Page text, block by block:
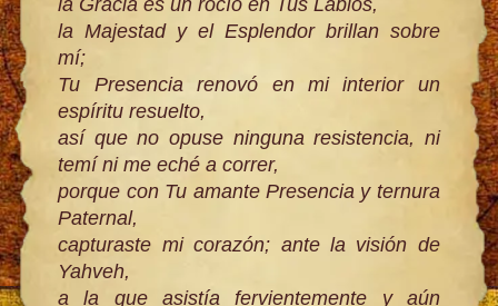
la Majestad y el Esplendor brillan sobre
mí;
Tu Presencia renovó en mi interior un
espíritu resuelto,
así que no opuse ninguna resistencia, ni
temí ni me eché a correr,
porque con Tu amante Presencia y ternura
Paternal,
capturaste mi corazón; ante la visión de
Yahveh,
a la que asistía fervientemente y aún